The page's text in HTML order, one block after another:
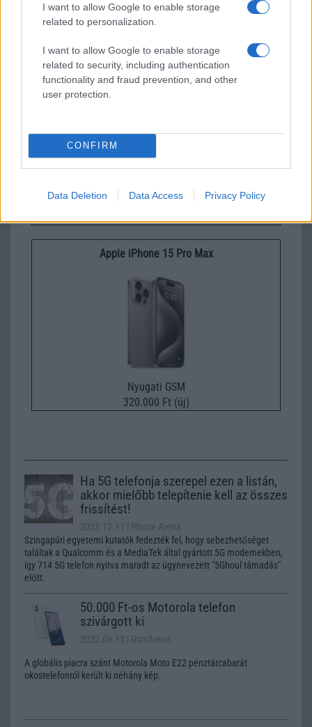
I want to allow Google to enable storage
related to personalization.
I want to allow Google to enable storage
related to security, including authentication
functionality and fraud prevention, and other
user protection.
CONFIRM
Data Deletion Data Access Privacy Policy
Euro Gsm
Apple Watch Series 11
Nyugati GSM
Apple iPhone 15 Pro Max
Nyugati GSM
320.000 Ft (új)
Ha 5G telefonja szerepel ezen a listán,
akkor mielőbb telepítenie kell az összes
frissítést!
2023.12.11
| Phone Arena
Szingapúri egyetemi kutatók fedezték fel, hogy sebezhetőséget
találtak a Qualcomm és a MediaTek által gyártott 5G modemekben,
így 714 5G telefon nyitva maradt az úgynevezett "5Ghoul támadás"
előtt.
50.000 Ft-os Motorola telefon
szivárgott ki
2022.09.13 | GsmArena
A globális piacra szánt Motorola Moto E22 pénztárcabarát
okostelefonról került ki néhány kép.